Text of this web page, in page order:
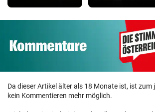
Da dieser Artikel älter als 18 Monate ist, ist zum
kein Kommentieren mehr möglich.